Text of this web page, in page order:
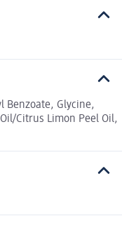
Benzoate, Glycine,
Citrus Limon Peel Oil,